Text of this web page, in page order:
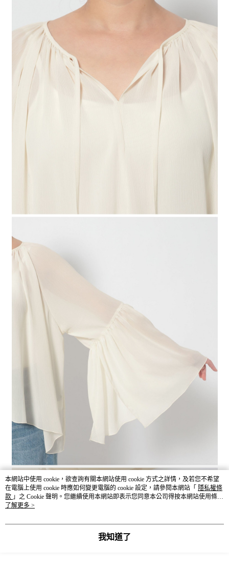
本網站中使用 cookie，欲查詢有關本網站使用 cookie 方式之詳情，及若您不希望
在電腦上使用 cookie 時應如何變更電腦的 cookie 設定，請參閱本網站「 隱私權條
款 」之 Cookie 聲明。您繼續使用本網站即表示您同意本公司得按本網站使用條款
之 Cookie 聲明使用 cookie。
了解更多 >
我知道了